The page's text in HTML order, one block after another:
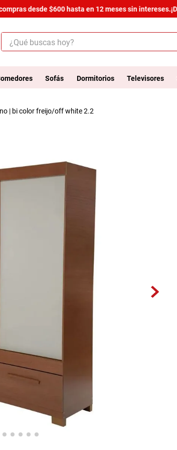
desde $600 hasta en 12 meses sin intereses.¡Del
¿Qué buscas hoy?
Sofás Dormitorios Televisores
| bi color freijo/off white 2.2
salas
cómoda estilo
cama
comoda